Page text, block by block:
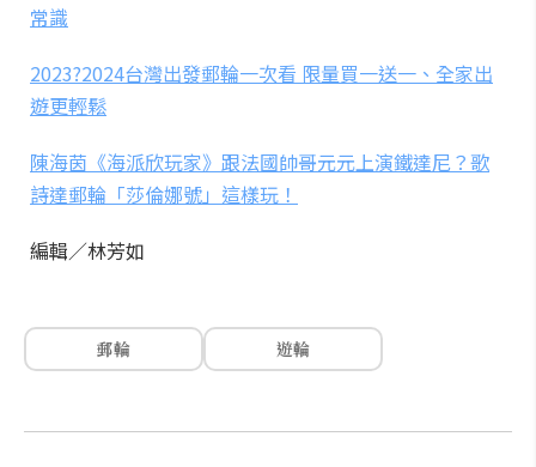
常識
2023?2024台灣出發郵輪一次看 限量買一送一、全家出
遊更輕鬆
陳海茵《海派欣玩家》跟法國帥哥元元上演鐵達尼？歌
詩達郵輪「莎倫娜號」這樣玩！
編輯／林芳如
郵輪 遊輪